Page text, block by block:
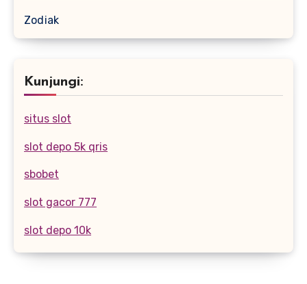
Zodiak
Kunjungi:
situs slot
slot depo 5k qris
sbobet
slot gacor 777
slot depo 10k